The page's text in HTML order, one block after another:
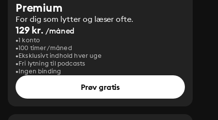
Premium
For dig som lytter og læser ofte.
129 kr. /måned
1 konto
100 timer/måned
Eksklusivt indhold hver uge
Fri lytning til podcasts
Ingen binding
Prøv gratis